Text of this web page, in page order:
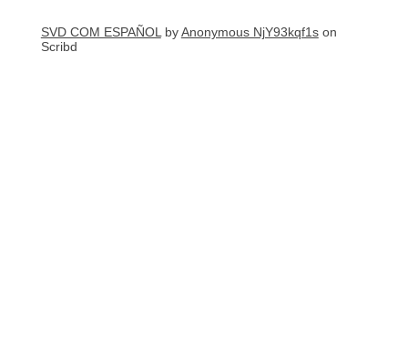
SVD COM ESPAÑOLbyAnonymous NjY93kqf1son
Scribd